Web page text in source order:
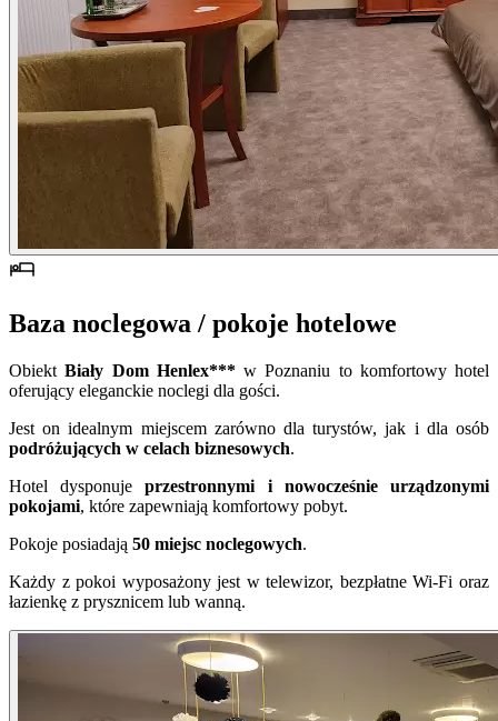
Baza noclegowa / pokoje hotelowe
ObiektBiały Dom Henlex***w Poznaniu to komfortowy hotel
oferujący eleganckie noclegi dla gości.
Jest on idealnym miejscem zarówno dla turystów, jak i dla osób
podróżujących w celach biznesowych.
Hotel dysponujeprzestronnymi i nowocześnie urządzonymi
pokojami, które zapewniają komfortowy pobyt.
Pokoje posiadają 50 miejsc noclegowych.
Każdy z pokoi wyposażony jest w telewizor, bezpłatne Wi-Fi oraz
łazienkę z prysznicem lub wanną.